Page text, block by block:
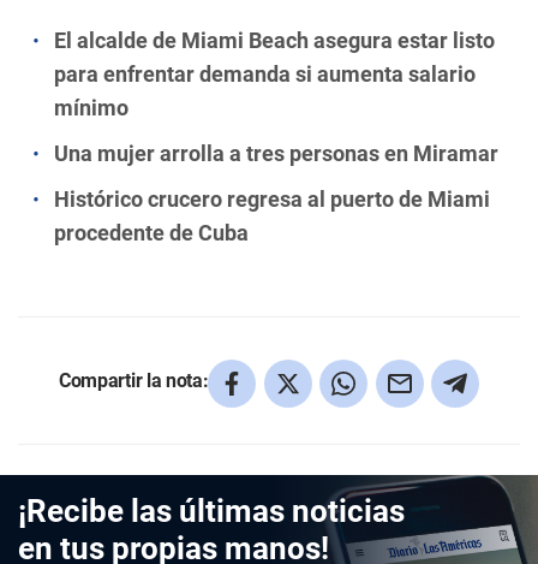
El alcalde de Miami Beach asegura estar listo
para enfrentar demanda si aumenta salario
mínimo
Una mujer arrolla a tres personas en Miramar
Histórico crucero regresa al puerto de Miami
procedente de Cuba
Compartir la nota:
¡Recibe las últimas noticias
en tus propias manos!